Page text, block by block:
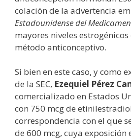
colación de la advertencia
Estadounidense del
mayores niveles estrogénicos
método anticonceptivo.
Si bien en este caso, y como
de la SEC, Ezequiel Pérez
comercializado en Estados
con 750 mcg de
correspondencia con el que
de 600 mcg, cuya exposición